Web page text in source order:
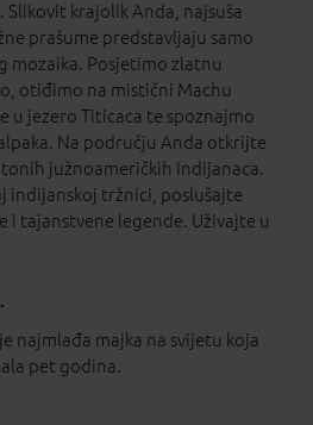
krajolik Anda, najsuša
prašume predstavljaju samo
mozaika. Posjetimo zlatnu
otiđimo na mistični Machu
u jezero Titicaca te spoznajmo
Na području Anda otkrijte
južnoameričkih Indijanaca.
indijanskoj tržnici, poslušajte
i tajanstvene legende. Uživajte u
najmlađa majka na svijetu koja
pet godina.